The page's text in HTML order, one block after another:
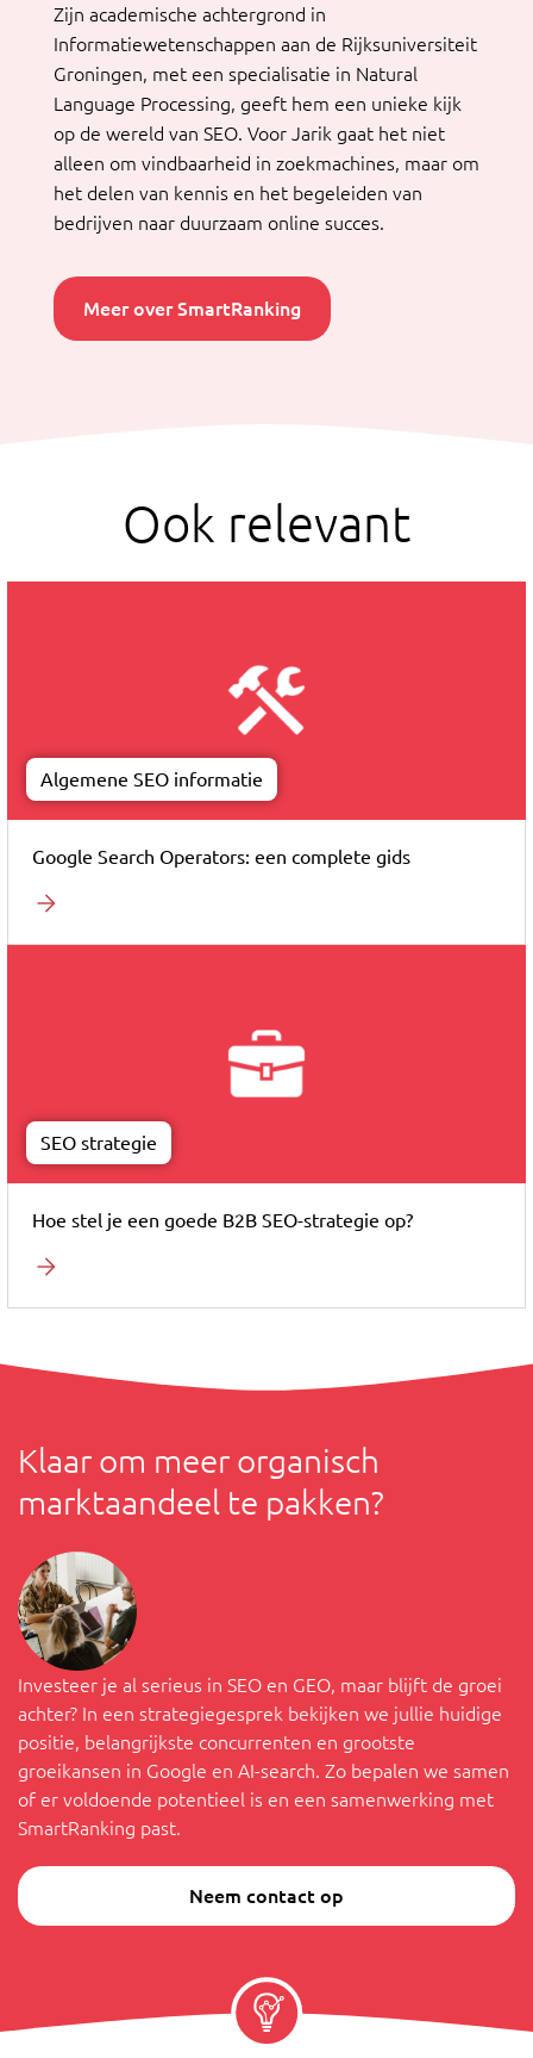
Zijn academische achtergrond in
Informatiewetenschappen aan de Rijksuniversiteit
Groningen, met een specialisatie in Natural
Language Processing, geeft hem een unieke kijk
op de wereld van SEO. Voor Jarik gaat het niet
alleen om vindbaarheid in zoekmachines, maar om
het delen van kennis en het begeleiden van
bedrijven naar duurzaam online succes.
Meer over SmartRanking
Ook relevant
Algemene SEO informatie
Google Search Operators: een complete gids
SEO strategie
Hoe stel je een goede B2B SEO-strategie op?
Klaar om meer organisch
marktaandeel te pakken?
Investeer je al serieus in SEO en GEO, maar blijft de groei
achter? In een strategiegesprek bekijken we jullie huidige
positie, belangrijkste concurrenten en grootste
groeikansen in Google en AI-search. Zo bepalen we samen
of er voldoende potentieel is en een samenwerking met
SmartRanking past.
Neem contact op